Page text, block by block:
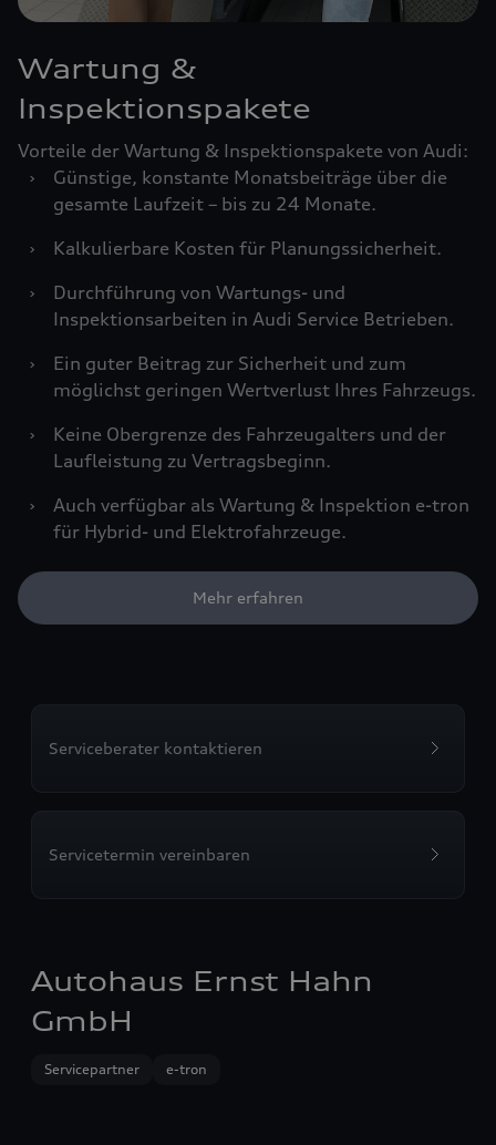
Wartung &
Inspektionspakete
Vorteile der Wartung & Inspektionspakete von Audi:
›
Günstige, konstante Monatsbeiträge über die
gesamte Laufzeit – bis zu 24 Monate.
›
Kalkulierbare Kosten für Planungssicherheit.
›
Durchführung von Wartungs- und
Inspektionsarbeiten in Audi Service Betrieben.
›
Ein guter Beitrag zur Sicherheit und zum
möglichst geringen Wertverlust Ihres Fahrzeugs.
›
Keine Obergrenze des Fahrzeugalters und der
Laufleistung zu Vertragsbeginn.
›
Auch verfügbar als Wartung & Inspektion e-tron
für Hybrid- und Elektrofahrzeuge.
Mehr erfahren
Serviceberater kontaktieren
Servicetermin vereinbaren
Autohaus Ernst Hahn
GmbH
Servicepartner e-tron